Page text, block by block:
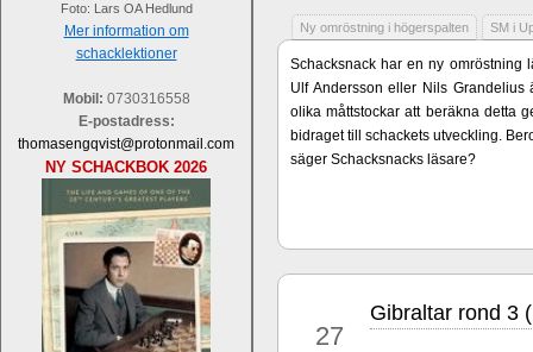
Foto: Lars OA Hedlund
Mer information om
schacklektioner
Mobil: 0730316558
E-postadress:
thomasengqvist@protonmail.com
NY SCHACKBOK 2026
Ny omröstning i högerspalten SM i
Schacksnack har en ny omröstning
Ulf Andersson eller Nils
olika måttstockar att beräkna detta
bidraget till schackets utveckling.
säger Schacksnacks läsare?
27
Gibraltar rond 3